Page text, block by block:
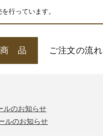
行っています。
商 品 ご注文の流れ
のお知らせ
ルのお知らせ